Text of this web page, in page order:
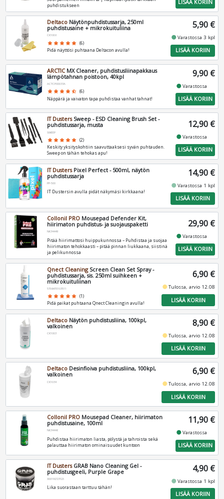
puhdistukseen
LISÄÄ KORIIN
Deltaco Näytönpuhdistussarja, 250ml
puhdistusaine + mikrokuituliina
CK1008
star star star star star (6)
Pidä näyttösi puhtaana Deltacon avulla!
5,90 €
fiber_manual_recordVarastossa 3 kpl
LISÄÄ KORIIN
ARCTICMX Cleaner, puhdistusliinapakkaus
lämpötahnan poistoon, 40kpl
ACTCP00033A
star star star star star_half (6)
Näppärä ja vaivaton tapa puhdistaa vanhat tahnat!
9,90 €
fiber_manual_recordVarastossa
LISÄÄ KORIIN
IT DustersSweep - ESD Cleaning Brush Set -
puhdistussarja, musta
SWEEP
star star star star star (2)
Keskity yksityskohtiin saavuttaaksesi syvän puhtauden.
Sweep on tähän tehokas apu!
12,90 €
fiber_manual_recordVarastossa
LISÄÄ KORIIN
IT DustersPixel Perfect - 500ml, näytön
puhdistussarja
PP-500
IT Dustersin avulla pidät näkymäsi kirkkaana!
14,90 €
fiber_manual_recordVarastossa 1 kpl
LISÄÄ KORIIN
Collonil PRO Mousepad Defender Kit,
hiirimaton puhdistus- ja suojauspaketti
NK34449
Pitää hiirimattosi huippukunnossa – Puhdistaa ja suojaa
hiirimaton tehokkaasti – pitää pinnan liukkaana, siistinä
ja pelikunnossa
29,90 €
fiber_manual_recordVarastossa
LISÄÄ KORIIN
Qnect CleaningScreen Clean Set Spray -
puhdistussarja, sis. 250ml suihkeen +
mikrokuituliinan
5706470103511
star star star star star (1)
Pidä paikat puhtaana Qnect Cleaningin avulla!
6,90 €
fiber_manual_recordTulossa, arvio 12.08
LISÄÄ KORIIN
Deltaco Näytön puhdistusliina, 100kpl,
valkoinen
CK1003
8,90 €
fiber_manual_recordTulossa, arvio 12.08
LISÄÄ KORIIN
Deltaco Desinfioiva puhdistusliina, 100kpl,
valkoinen
CK1034
6,90 €
fiber_manual_recordTulossa, arvio 12.08
LISÄÄ KORIIN
Collonil PRO Mousepad Cleaner, hiirimaton
puhdistusaine, 100ml
NK34446
Puhdistaa hiirimaton liasta, pölystä ja tahroista sekä
palauttaa hiirimaton ominaisuudet kuntoon
11,90 €
fiber_manual_recordVarastossa
LISÄÄ KORIIN
IT DustersGRAB Nano Cleaning Gel -
puhdistusgeeli, Purple Grape
X0019ZDTG5
Lika suorastaan tarttuu tähän!
4,90 €
fiber_manual_recordVarastossa 1 kpl
LISÄÄ KORIIN